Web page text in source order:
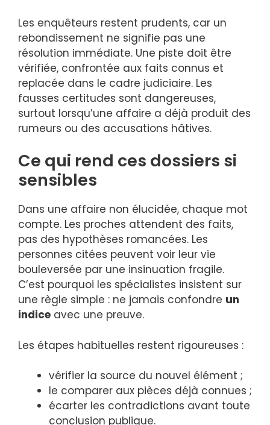
Les enquêteurs restent prudents, car un
rebondissement ne signifie pas une
résolution immédiate. Une piste doit être
vérifiée, confrontée aux faits connus et
replacée dans le cadre judiciaire. Les
fausses certitudes sont dangereuses,
surtout lorsqu’une affaire a déjà produit des
rumeurs ou des accusations hâtives.
Ce qui rend ces dossiers si
sensibles
Dans une affaire non élucidée, chaque mot
compte. Les proches attendent des faits,
pas des hypothèses romancées. Les
personnes citées peuvent voir leur vie
bouleversée par une insinuation fragile.
C’est pourquoi les spécialistes insistent sur
une règle simple : ne jamais confondre un
indice avec une preuve.
Les étapes habituelles restent rigoureuses :
vérifier la source du nouvel élément ;
le comparer aux pièces déjà connues ;
écarter les contradictions avant toute
conclusion publique.